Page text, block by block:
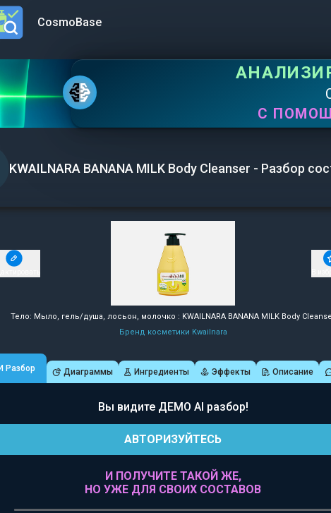
menuCosmoBase
С
KWAILNARA BANANA MILK Body Cleanser - Разбор
Тело: Мыло, гель/душа, лосьон, молочко : KWAILNARA BANANA MILK Body
Бренд косметики Kwailnara
Разбор Диаграммы Ингредиенты Эффекты Описание
Вы видите ДЕМО AI разбор!
АВТОРИЗУЙТЕСЬ
И ПОЛУЧИТЕ ТАКОЙ ЖЕ,
НО УЖЕ ДЛЯ СВОИХ СОСТАВОВ